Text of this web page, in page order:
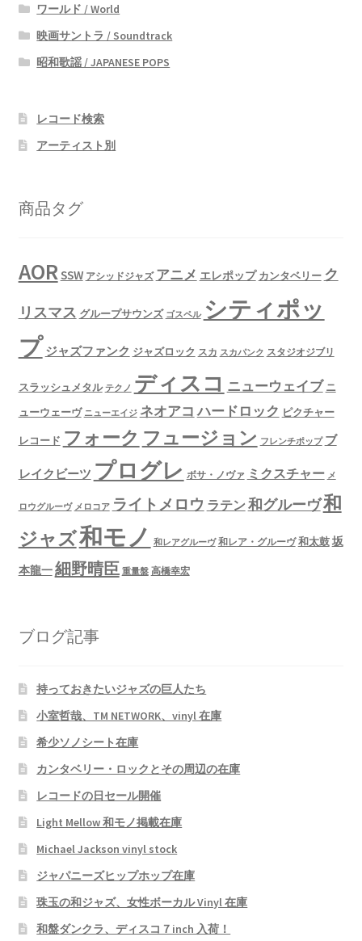
ワールド / World
映画サントラ / Soundtrack
昭和歌謡 / JAPANESE POPS
レコード検索
アーティスト別
商品タグ
AORSSW アシッドジャズ アニメ エレポップ カンタベリー ク
リスマス グループサウンズ ゴスペル シティポッ
プ ジャズファンク ジャズロック スカ スカパンク スタジオジブリ
スラッシュメタル テクノ ディスコ ニューウェイブ ニ
ューウェーヴ ニューエイジ ネオアコ ハードロック ピクチャー
レコード フォーク フュージョン フレンチポップ ブ
レイクビーツ プログレ ボサ・ノヴァ ミクスチャー メ
ロウグルーヴ メロコア ライトメロウ ラテン 和グルーヴ和
ジャズ和モノ 和レアグルーヴ 和レア・グルーヴ 和太鼓坂
本龍一細野晴臣 重量盤 高橋幸宏
ブログ記事
持っておきたいジャズの巨人たち
小室哲哉、TM NETWORK、vinyl 在庫
希少ソノシート在庫
カンタベリー・ロックとその周辺の在庫
レコードの日セール開催
Light Mellow 和モノ掲載在庫
Michael Jackson vinyl stock
ジャパニーズヒップホップ在庫
珠玉の和ジャズ、女性ボーカル Vinyl 在庫
和盤ダンクラ、ディスコ７inch 入荷！